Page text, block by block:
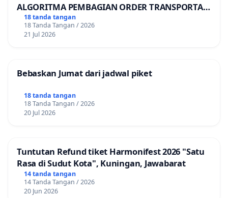
ALGORITMA PEMBAGIAN ORDER TRANSPORTASI
ONLINE
18 tanda tangan
18 Tanda Tangan / 2026
21 Jul 2026
Bebaskan Jumat dari jadwal piket
18 tanda tangan
18 Tanda Tangan / 2026
20 Jul 2026
Tuntutan Refund tiket Harmonifest 2026 "Satu
Rasa di Sudut Kota", Kuningan, Jawabarat
14 tanda tangan
14 Tanda Tangan / 2026
20 Jun 2026